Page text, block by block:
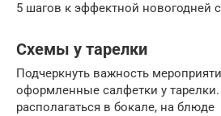
5 шагов к эффектной новогодней
Схемы у тарелки
Подчеркнуть важность
оформленные салфетки у
располагаться в бокале, на блюде